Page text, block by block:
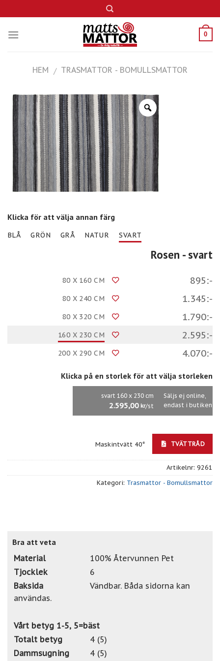
to
content
0
HEM / TRASMATTOR - BOMULLSMATTOR
Klicka för att välja annan färg
BLÅ GRÖN GRÅ NATUR SVART
Rosen - svart
80 X 160 CM 895:-
80 X 240 CM 1.345:-
80 X 320 CM 1.790:-
160 X 230 CM 2.595:-
200 X 290 CM 4.070:-
Klicka på en storlek för att välja storleken
svart 160 x 230 cm
2.595,00 kr/st
Säljs ej online,
endast i butiken
Maskintvätt 40° TVÄTTRÅD
Artikelnr: 9261
Kategori: Trasmattor - Bomullsmattor
Bra att veta
Material
100% Återvunnen Pet
Tjocklek
6
Baksida
Vändbar. Båda sidorna kan
användas.
Vårt betyg 1-5, 5=bäst
Totalt betyg
4 (5)
Dammsugning
4 (5)